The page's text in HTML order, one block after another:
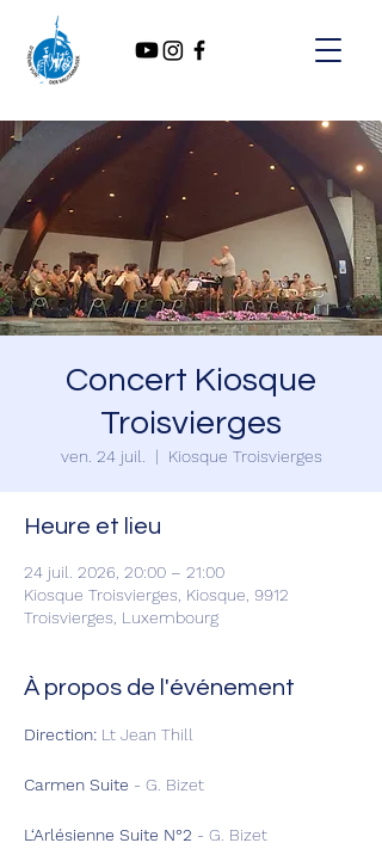
Concert Kiosque
Troisvierges
ven. 24 juil.
  |
Kiosque Troisvierges
Heure et lieu
24 juil. 2026, 20:00 – 21:00
Kiosque Troisvierges, Kiosque, 9912
Troisvierges, Luxembourg
À propos de l'événement
Direction: Lt Jean Thill
Carmen Suite - G. Bizet
L‘Arlésienne Suite N°2 - G. Bizet